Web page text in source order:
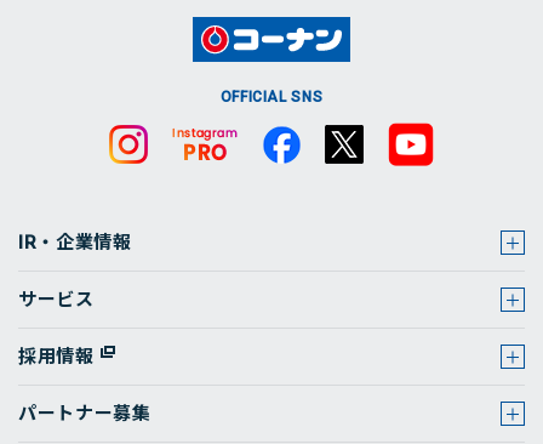
OFFICIAL SNS
IR・企業情報
サービス
採用情報
パートナー募集